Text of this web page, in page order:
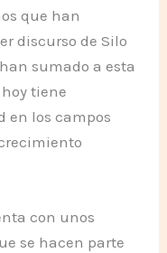
que han
discurso de Silo
sumado a esta
tiene
en los campos
con unos
se hacen parte